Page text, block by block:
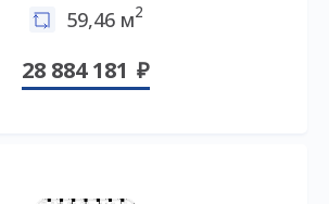
59,46 м2
28 884 181